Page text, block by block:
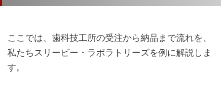
ここでは、歯科技工所の受注から納品まで流れを、
私たちスリービー・ラボラトリーズを例に解説しま
す。